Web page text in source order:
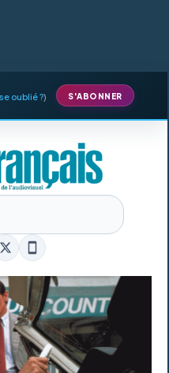
oublié ?) S'ABONNER